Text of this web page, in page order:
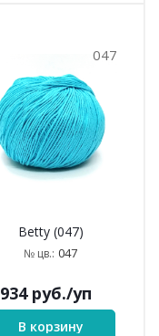
047
Betty (047)
№ цв.: 047
934руб./уп
В корзину